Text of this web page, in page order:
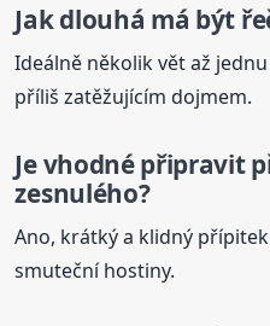
Jak dlouhá má být
Ideálně několik vět až
příliš zatěžujícím dojmem.
Je vhodné připravit
zesnulého?
Ano, krátký a klidný
smuteční hostiny.